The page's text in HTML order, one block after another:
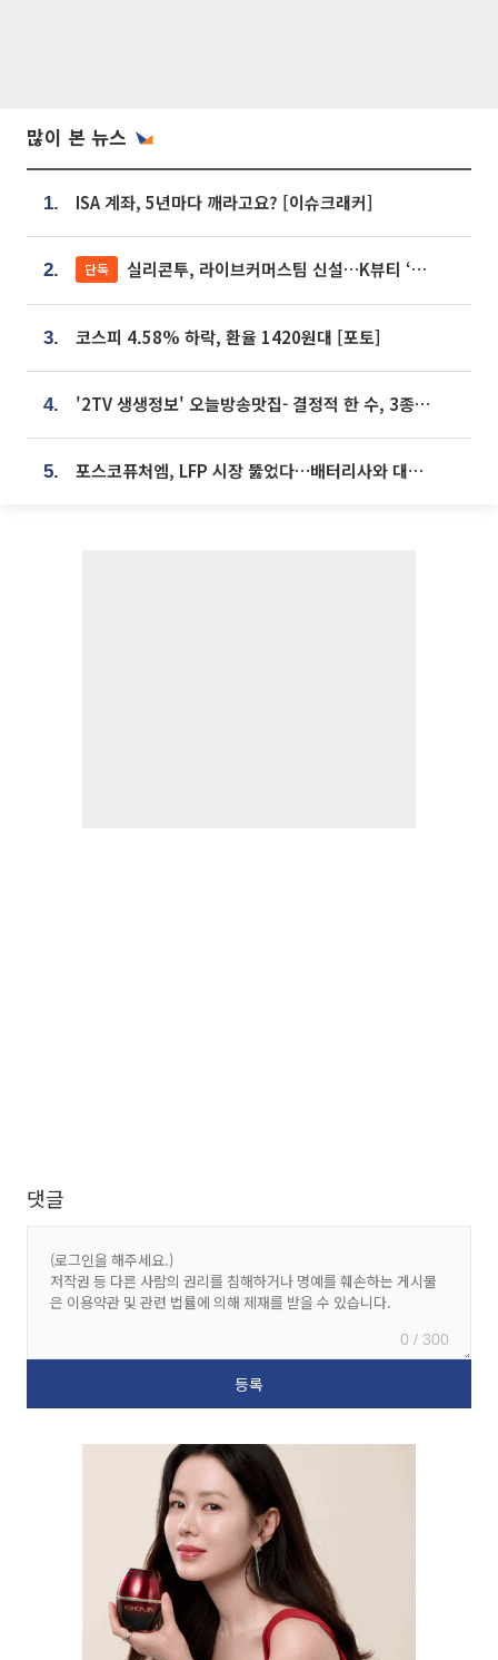
많이 본 뉴스
1. ISA 계좌, 5년마다 깨라고요? [이슈크래커]
2. 단독 실리콘투, 라이브커머스팀 신설…K뷰티 ‘글로벌 판매망’ 확대[K뷰티 라방戰]
3. 코스피 4.58% 하락, 환율 1420원대 [포토]
4. '2TV 생생정보' 오늘방송맛집- 결정적 한 수, 3종 메밀면! 메밀 소바 맛집 '의○○○○'
5. 포스코퓨처엠, LFP 시장 뚫었다…배터리사와 대규모 장기 공급 합의
댓글
0 / 300